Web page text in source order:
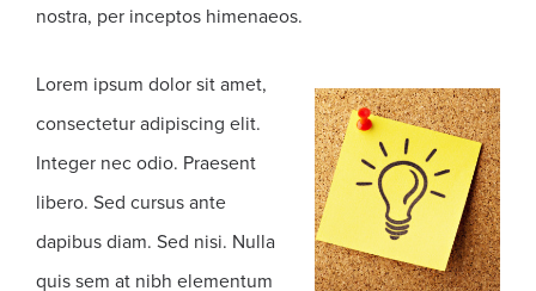
nostra, per inceptos himenaeos.
Lorem ipsum dolor sit amet,
consectetur adipiscing elit.
Integer nec odio. Praesent
libero. Sed cursus ante
dapibus diam. Sed nisi. Nulla
quis sem at nibh elementum